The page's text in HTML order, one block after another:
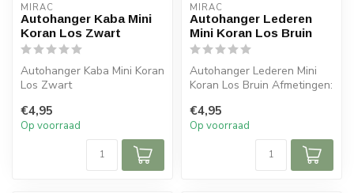
MIRAC
Autohanger Kaba Mini
Koran Los Zwart
Autohanger Kaba Mini Koran
Los Zwart
Afmetingen: 5,5x5 cm (lxb)
€4,95
Op voorraad
MIRAC
Autohanger Lederen
Mini Koran Los Bruin
Autohanger Lederen Mini
Koran Los Bruin Afmetingen:
€4,95
Op voorraad